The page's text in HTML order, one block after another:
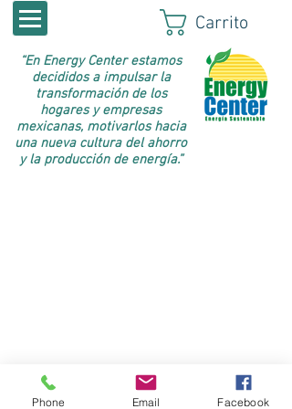
Carrito
“En Energy Center estamos
decididos a impulsar la
transformación de los
hogares y empresas
mexicanas, motivarlos hacia
una nueva cultura del ahorro
y la producción de energía.”
© 2016 INGENIERÍA EN AHORRO Y
Phone Email Facebook